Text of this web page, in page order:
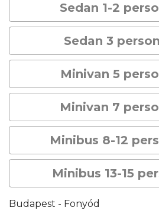
Sedan 1-2
Sedan 3
Minivan 5
Minivan 7
Minibus 8-12
Minibus 13-15
Budapest - Fonyód